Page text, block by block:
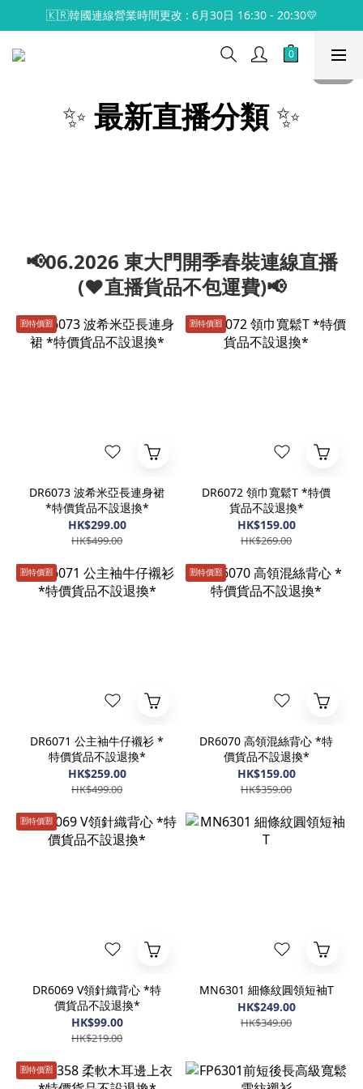
🇰🇷韓國連線營業時間更改 : 6月30日 16:30 - 20:30💛
✨ 最新直播分類✨
📢06.2026 東大門開季春裝連線直播
(♥️直播貨品不包運費)📢
🈹️特價🈹️
DR6073 波希米亞長連身裙
*特價貨品不設退換*
HK$299.00
HK$499.00
🈹️特價🈹️
DR6072 領巾寬鬆T *特價
貨品不設退換*
HK$159.00
HK$269.00
🈹️特價🈹️
DR6071 公主袖牛仔襯衫 *
特價貨品不設退換*
HK$259.00
HK$499.00
🈹️特價🈹️
DR6070 高領混絲背心 *特
價貨品不設退換*
HK$159.00
HK$359.00
🈹️特價🈹️
DR6069 V領針織背心 *特
價貨品不設退換*
HK$99.00
HK$219.00
MN6301 細條紋圓領短袖T
HK$249.00
HK$349.00
🈹️特價🈹️